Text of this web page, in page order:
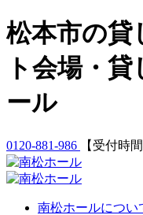
Skip
to
松本市の貸
ト会場・
ール
0120-881-986 【受付時
南松ホールについ